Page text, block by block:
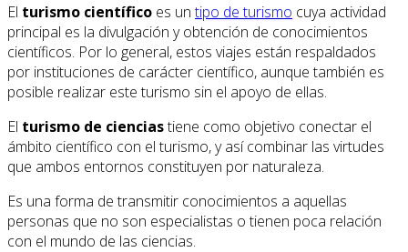
El turismo científico es untipo de turismo cuya actividad
principal es la divulgación y obtención de conocimientos
científicos. Por lo general, estos viajes están respaldados
por instituciones de carácter científico, aunque también es
posible realizar este turismo sin el apoyo de ellas.
El turismo de cienciastiene como objetivo conectar el
ámbito científico con el turismo, y así combinar las virtudes
que ambos entornos constituyen por naturaleza.
Es una forma de transmitir conocimientos a aquellas
personas que no son especialistas o tienen poca relación
con el mundo de las ciencias.